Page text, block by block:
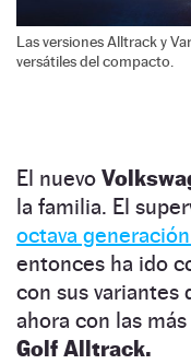
Las versiones Alltrack y
versátiles del compacto.
El nuevo
la familia. El
octava
entonces ha ido
con sus variantes
ahora con las
Golf Alltrack.